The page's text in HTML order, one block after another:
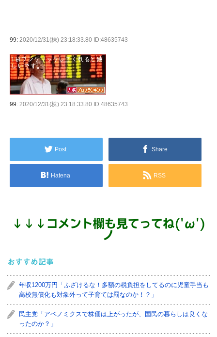
99: 2020/12/31(株) 23:18:33.80 ID:48635743
99: 2020/12/31(株) 23:18:33.80 ID:48635743
Post Share
Hatena RSS
↓ ↓ ↓ コメント欄も見てってね('ω')
ノ
おすすめ記事
年収1200万円「ふざけるな！多額の税負担をしてるのに児童手当も
高校無償化も対象外って子育ては罰なのか！？」
民主党「アベノミクスで株価は上がったが、国民の暮らしは良くな
ったのか？」